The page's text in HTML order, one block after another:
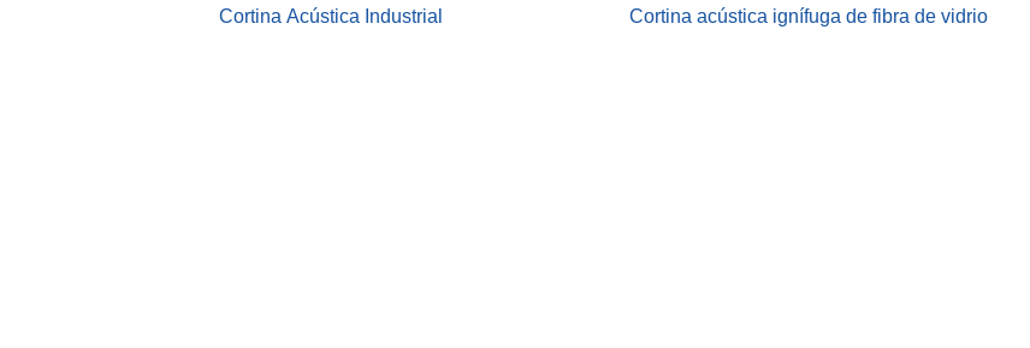
Cortina Acústica Industrial Cortina acústica ignífuga de fibra de vidrio